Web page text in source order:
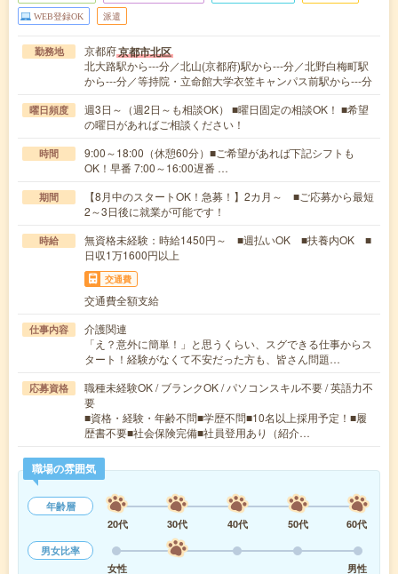
WEB登録OK 派遣
勤務地 京都府京都市北区
北大路駅から---分／北山(京都府)駅から---分／北野白梅町駅
から---分／等持院・立命館大学衣笠キャンパス前駅から---分
曜日頻度
週3日～（週2日～も相談OK） ■曜日固定の相談OK！ ■希望
の曜日があればご相談ください！
時間
9:00～18:00（休憩60分）■ご希望があれば下記シフトも
OK！早番 7:00～16:00遅番 …
期間
【8月中のスタートOK！急募！】2カ月～ ■ご応募から最短
2～3日後に就業が可能です！
時給
無資格未経験：時給1450円～ ■週払いOK ■扶養内OK ■
日収1万1600円以上
交通費
交通費全額支給
仕事内容
介護関連
「え？意外に簡単！」と思うくらい、スグできる仕事からス
タート！経験がなくて不安だった方も、皆さん問題…
応募資格
職種未経験OK / ブランクOK / パソコンスキル不要 / 英語力不
要
■資格・経験・年齢不問■学歴不問■10名以上採用予定！■履
歴書不要■社会保険完備■社員登用あり（紹介…
職場の雰囲気
年齢層
20代
30代 40代 50代
60代
男女比率
女性
男性